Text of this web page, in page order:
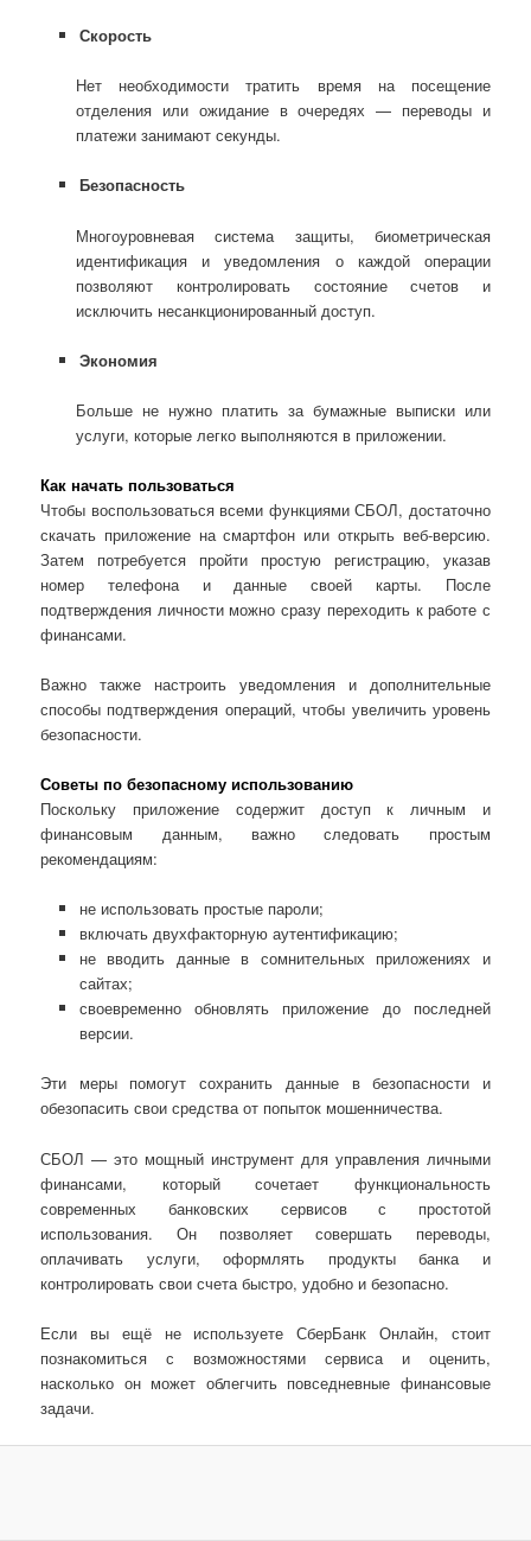
Скорость
Нет необходимости тратить время на посещение
отделения или ожидание в очередях — переводы и
платежи занимают секунды.
Безопасность
Многоуровневая система защиты, биометрическая
идентификация и уведомления о каждой операции
позволяют контролировать состояние счетов и
исключить несанкционированный доступ.
Экономия
Больше не нужно платить за бумажные выписки или
услуги, которые легко выполняются в приложении.
Как начать пользоваться
Чтобы воспользоваться всеми функциями СБОЛ, достаточно
скачать приложение на смартфон или открыть веб-версию.
Затем потребуется пройти простую регистрацию, указав
номер телефона и данные своей карты. После
подтверждения личности можно сразу переходить к работе с
финансами.
Важно также настроить уведомления и дополнительные
способы подтверждения операций, чтобы увеличить уровень
безопасности.
Советы по безопасному использованию
Поскольку приложение содержит доступ к личным и
финансовым данным, важно следовать простым
рекомендациям:
не использовать простые пароли;
включать двухфакторную аутентификацию;
не вводить данные в сомнительных приложениях и
сайтах;
своевременно обновлять приложение до последней
версии.
Эти меры помогут сохранить данные в безопасности и
обезопасить свои средства от попыток мошенничества.
СБОЛ — это мощный инструмент для управления личными
финансами, который сочетает функциональность
современных банковских сервисов с простотой
использования. Он позволяет совершать переводы,
оплачивать услуги, оформлять продукты банка и
контролировать свои счета быстро, удобно и безопасно.
Если вы ещё не используете СберБанк Онлайн, стоит
познакомиться с возможностями сервиса и оценить,
насколько он может облегчить повседневные финансовые
задачи.